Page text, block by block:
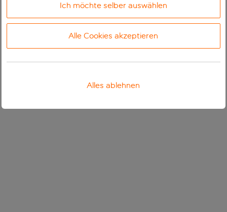
Ich möchte selber auswählen
Alle Cookies akzeptieren
Alles ablehnen